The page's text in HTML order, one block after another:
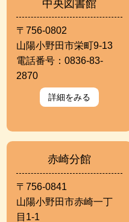
中央図書館
〒756-0802
山陽小野田市栄町9-13
電話番号：0836-83-
2870
詳細をみる
赤崎分館
〒756-0841
山陽小野田市赤崎一丁
目1-1